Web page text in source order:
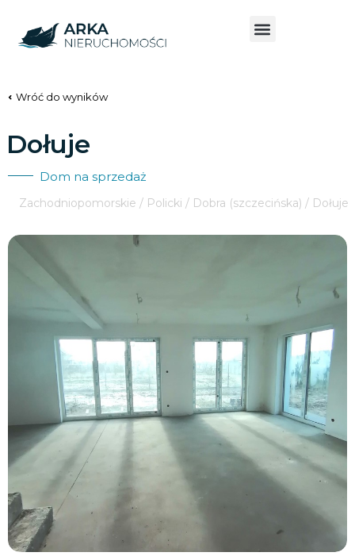
Wróć do wyników
Dołuje
Dom na sprzedaż
Zachodniopomorskie / Policki / Dobra (szczecińska) / Dołuje